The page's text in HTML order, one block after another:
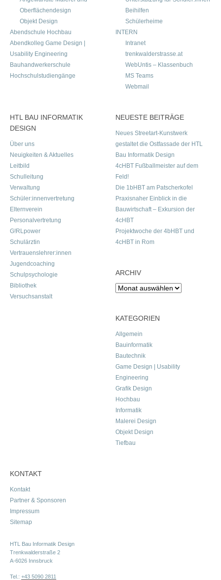
Oberflächendesign
Objekt Design
Abendschule Hochbau
Abendkolleg Game Design |
Usability Engineering
Bauhandwerkerschule
Hochschulstudiengänge
Beihilfen
Schülerheime
INTERN
Intranet
trenkwalderstrasse.at
WebUntis – Klassenbuch
MS Teams
Webmail
HTL BAU INFORMATIK
DESIGN
Über uns
Neuigkeiten & Aktuelles
Leitbild
Schulleitung
Verwaltung
Schüler:innenvertretung
Elternverein
Personalvertretung
G!RLpower
Schulärztin
Vertrauenslehrer:innen
Jugendcoaching
Schulpsychologie
Bibliothek
Versuchsanstalt
NEUESTE BEITRÄGE
Neues Streetart-Kunstwerk
gestaltet die Ostfassade der HTL
Bau Informatik Design
4cHBT Fußballmeister auf dem
Feld!
Die 1bHBT am Patscherkofel
Praxisnaher Einblick in die
Bauwirtschaft – Exkursion der
4cHBT
Projektwoche der 4bHBT und
4cHBT in Rom
ARCHIV
Archiv
KATEGORIEN
Allgemein
Bauinformatik
Bautechnik
Game Design | Usability
Engineering
Grafik Design
Hochbau
Informatik
Malerei Design
Objekt Design
Tiefbau
KONTAKT
Kontakt
Partner & Sponsoren
Impressum
Sitemap
HTL Bau Informatik Design
Trenkwalderstraße 2
A-6026 Innsbruck
Tel.: +43 5090 2811